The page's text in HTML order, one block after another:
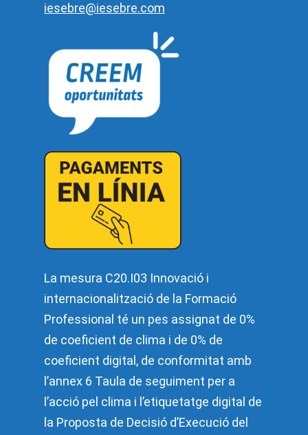
iesebre@iesebre.com
La mesura C20.I03 Innovació i
internacionalització de la Formació
Professional té un pes assignat de 0%
de coeficient de clima i de 0% de
coeficient digital, de conformitat amb
l’annex 6 Taula de seguiment per a
l’acció pel clima i l’etiquetatge digital de
la Proposta de Decisió d’Execució del